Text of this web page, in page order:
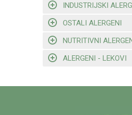
INDUSTRIJSKI
OSTALI ALERGENI
NUTRITIVNI
ALERGENI - LEKOVI